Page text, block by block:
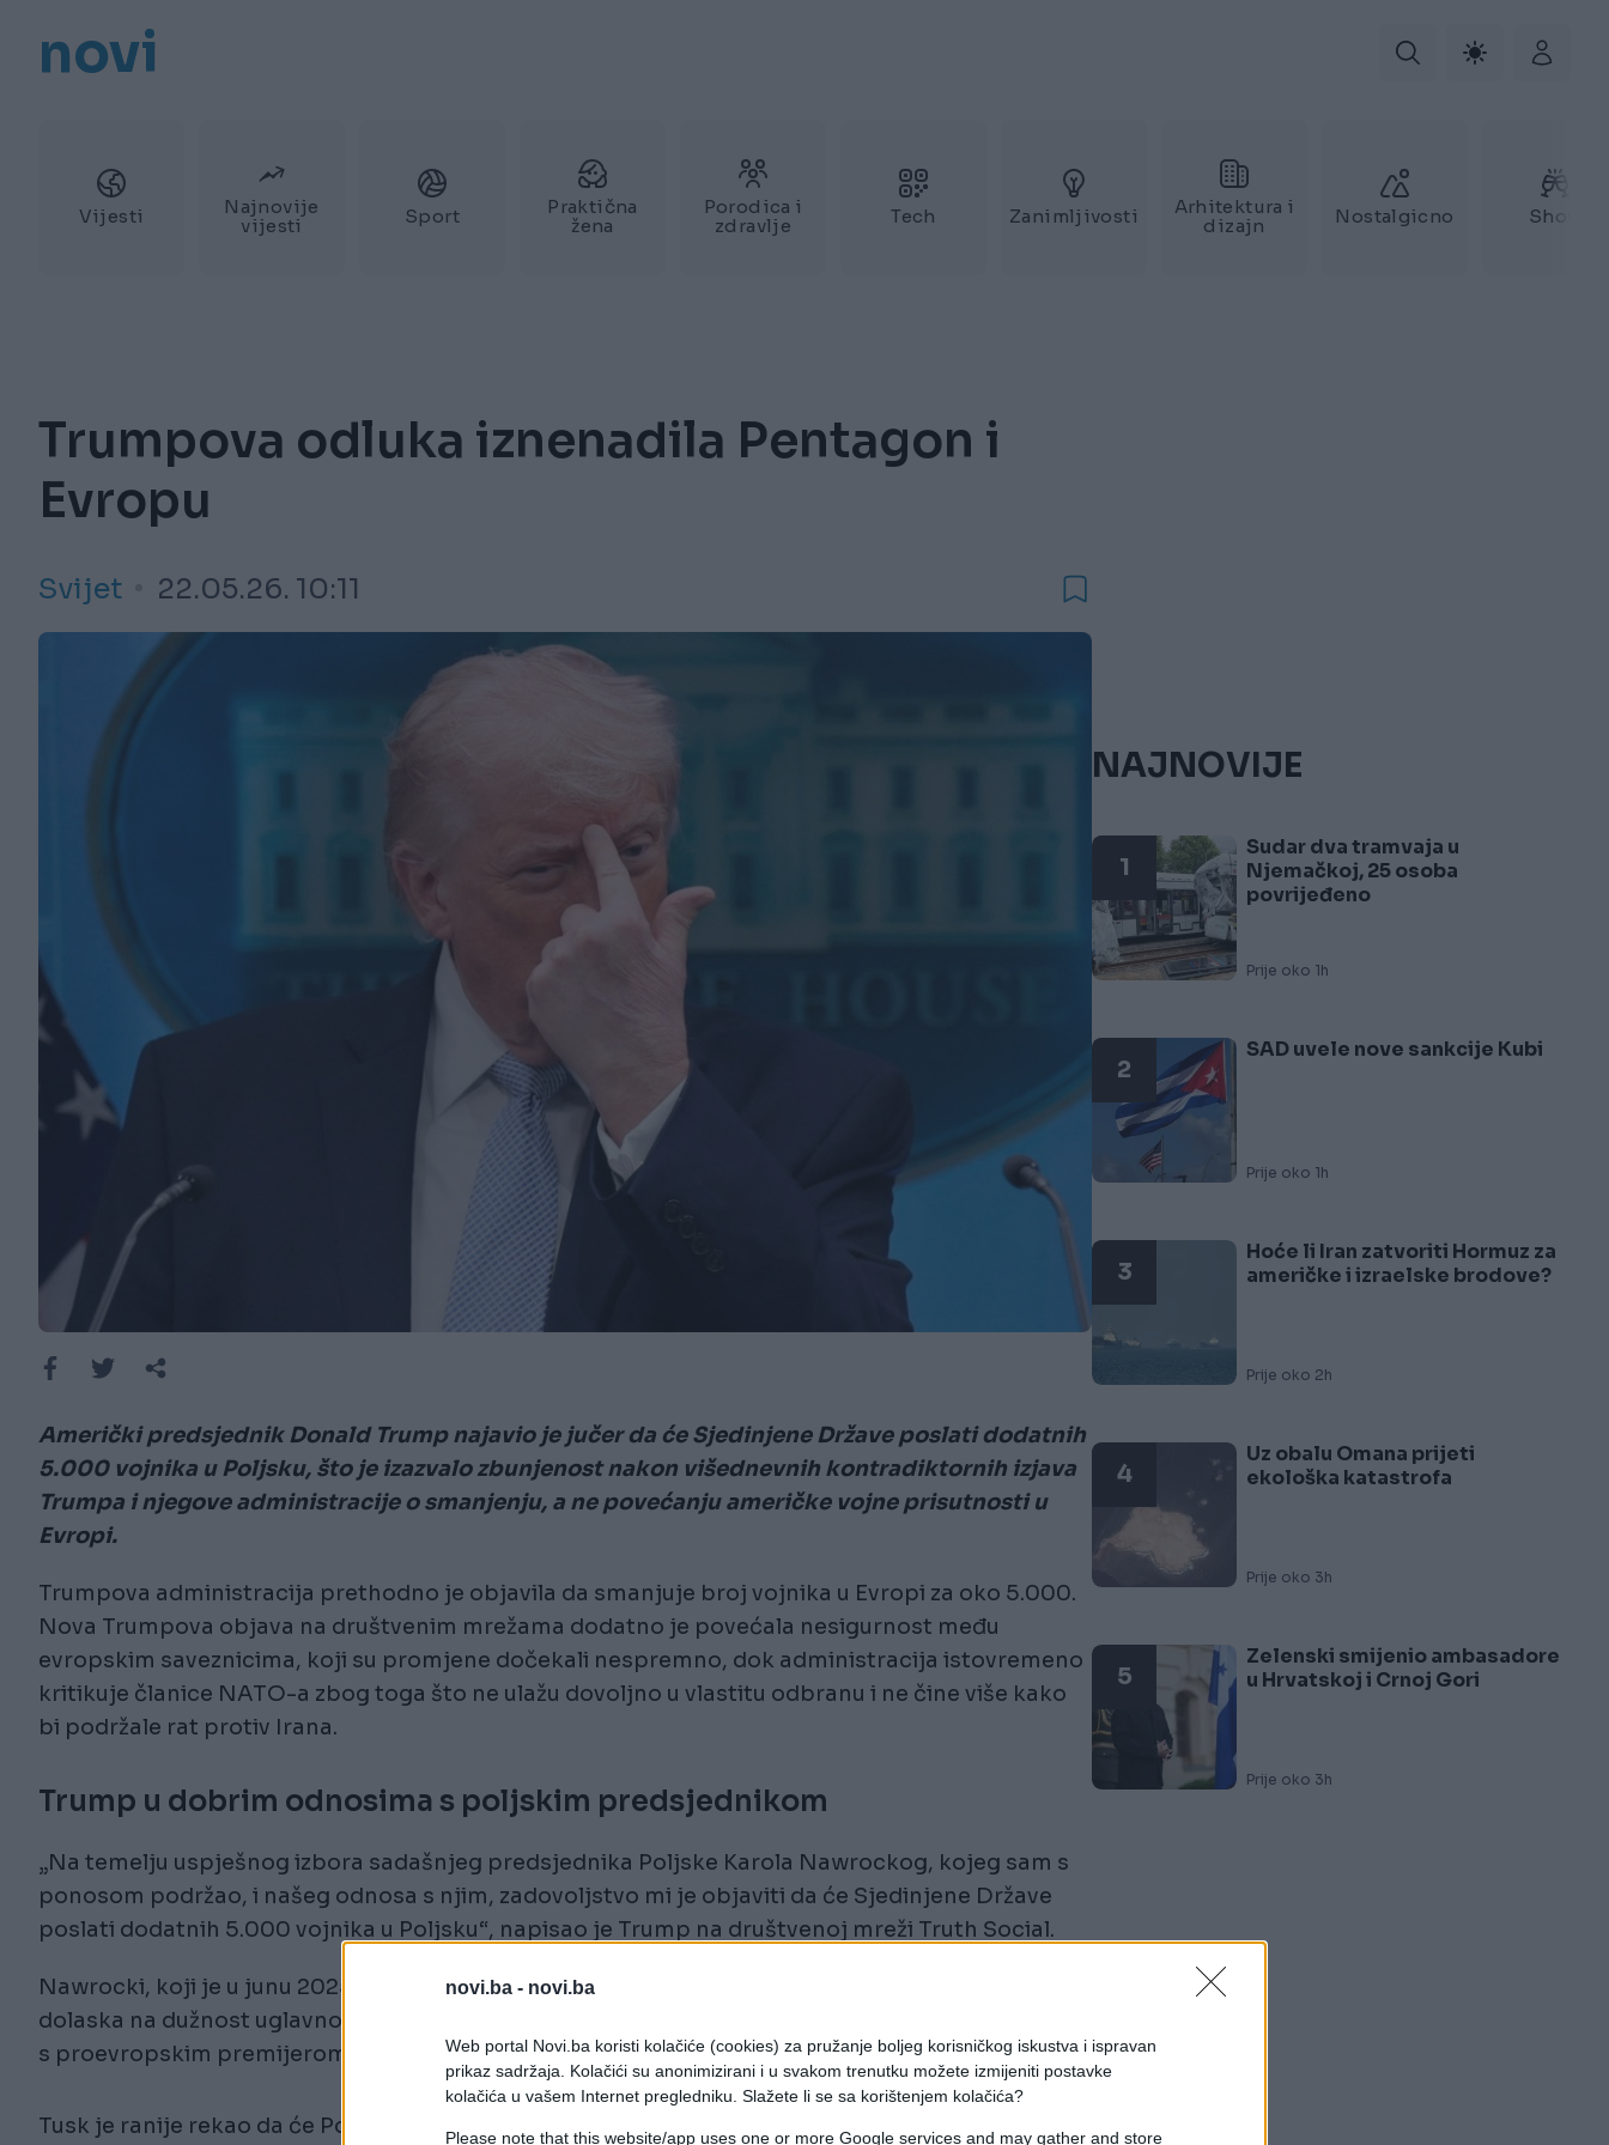
novi.ba - novi.ba
Web portal Novi.ba koristi kolačiće (cookies) za pružanje boljeg korisničkog iskustva i ispravan
prikaz sadržaja. Kolačići su anonimizirani i u svakom trenutku možete izmijeniti postavke
kolačića u vašem Internet pregledniku. Slažete li se sa korištenjem kolačića?
Please note that this website/app uses one or more Google services and may gather and store
novi
Vijesti
Najnovije
vijesti
Sport
Praktična
žena
Porodica i
zdravlje
Tech Zanimljivosti
Arhitektura i
dizajn
Nostalgicno Show
Trumpova odluka iznenadila Pentagon i
Evropu
Svijet 22.05.26. 10:11
Američki predsjednik Donald Trump najavio je jučer da će Sjedinjene Države poslati dodatnih
5.000 vojnika u Poljsku, što je izazvalo zbunjenost nakon višednevnih kontradiktornih izjava
Trumpa i njegove administracije o smanjenju, a ne povećanju američke vojne prisutnosti u
Evropi.
Trumpova administracija prethodno je objavila da smanjuje broj vojnika u Evropi za oko 5.000.
Nova Trumpova objava na društvenim mrežama dodatno je povećala nesigurnost među
evropskim saveznicima, koji su promjene dočekali nespremno, dok administracija istovremeno
kritikuje članice NATO-a zbog toga što ne ulažu dovoljno u vlastitu odbranu i ne čine više kako
bi podržale rat protiv Irana.
Trump u dobrim odnosima s poljskim predsjednikom
„Na temelju uspješnog izbora sadašnjeg predsjednika Poljske Karola Nawrockog, kojeg sam s
ponosom podržao, i našeg odnosa s njim, zadovoljstvo mi je objaviti da će Sjedinjene Države
poslati dodatnih 5.000 vojnika u Poljsku“, napisao je Trump na društvenoj mreži Truth Social.
Nawrocki, koji je u junu 2025. izabran uz podršku nacionalističke stranke Pravo i pravda, od
dolaska na dužnost uglavnom podržava odluke Trumpove administracije, što ga dovodi u sukob
s proevropskim premijerom zemlje Donaldom Tuskom.
Tusk je ranije rekao da će Poljska iskoristiti „svaku priliku“ za povećanje američke vojne
NAJNOVIJE
1
Sudar dva tramvaja u
Njemačkoj, 25 osoba
povrijeđeno
Prije oko 1h
2
SAD uvele nove sankcije Kubi
Prije oko 1h
3
Hoće li Iran zatvoriti Hormuz za
američke i izraelske brodove?
Prije oko 2h
4
Uz obalu Omana prijeti
ekološka katastrofa
Prije oko 3h
5
Zelenski smijenio ambasadore
u Hrvatskoj i Crnoj Gori
Prije oko 3h